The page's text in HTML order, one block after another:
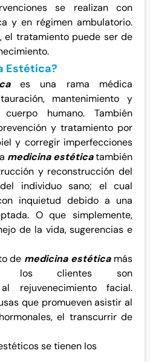
se realizan con
y en régimen ambulatorio.
el tratamiento puede ser de
Estética?
es una rama médica
mantenimiento y
humano. También
y tratamiento por
y corregir imperfecciones
medicina estéticatambién
y reconstrucción del
individuo sano; el cual
inquietud debido a una
O que simplemente,
de la vida, sugerencias e
de medicina estéticamás
los clientes son
rejuvenecimiento facial.
que promueven asistir al
el transcurrir de
se tienen los